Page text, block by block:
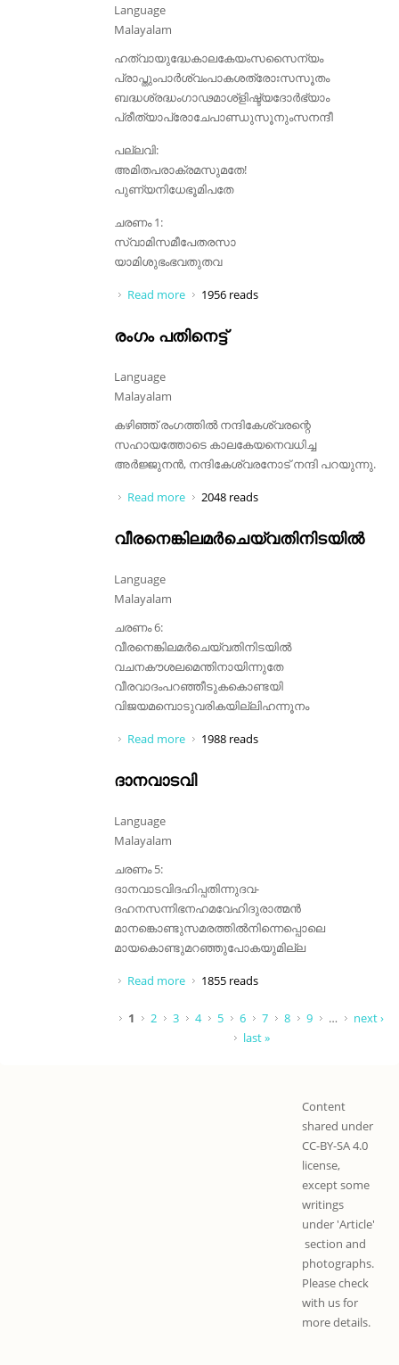
Language
Malayalam
ഹത്വായുദ്ധേകാലകേയംസസൈന്യം
പ്രാപ്തുംപാർശ്വംപാകശത്രോഃസസൂതം
ബദ്ധശ്രദ്ധംഗാഢമാശ്ളിഷ്ട്യദോർഭ്യാം
പ്രീത്യാപ്രോചേപാണ്ഡുസൂനുംസനന്ദീ
പല്ലവി:
അമിതപരാക്രമസുമതേ!
പുണ്യനിധേഭൂമിപതേ
ചരണം 1:
സ്വാമിസമീപേതരസാ
യാമിശുഭംഭവതുതവ
Read moreabout അമിതപരാക്രമസുമതേ!
1956 reads
രംഗം പതിനെട്ട്
Language
Malayalam
കഴിഞ്ഞ് രംഗത്തിൽ നന്ദികേശ്വരന്റെ
സഹായത്തോടെ കാലകേയനെവധിച്ച
അർജ്ജുനൻ, നന്ദികേശ്വരനോട് നന്ദി പറയുന്നു.
Read moreabout രംഗം പതിനെട്ട്
2048 reads
വീരനെങ്കിലമർചെയ്‌വതിനിടയിൽ
Language
Malayalam
ചരണം 6:
വീരനെങ്കിലമർചെയ്‌വതിനിടയിൽ
വചനകൗശലമെന്തിനായിന്നുതേ
വീരവാദംപറഞ്ഞീടുകകൊണ്ടയി
വിജയമമ്പൊടുവരികയില്ലിഹന്നൂനം
Read moreabout വീരനെങ്കിലമർചെയ്‌വതിനിടയിൽ
1988 reads
ദാനവാടവി
Language
Malayalam
ചരണം 5:
ദാനവാടവിദഹിപ്പതിന്നുദവ-
ദഹനസന്നിഭനഹമവേഹിദുരാത്മൻ
മാനങ്കൊണ്ടുസമരത്തിൽനിന്നെപ്പൊലെ
മായകൊണ്ടുമറഞ്ഞുപോകയുമില്ല
Read moreabout ദാനവാടവി
1855 reads
Pages
1 2 3 4 5 6 7 8 9 …
next ›
last »
Content
shared under
CC-BY-SA 4.0
license,
except some
writings
under 'Article'
section and
photographs.
Please check
with us for
more details.